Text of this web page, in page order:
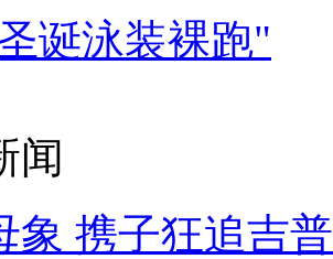
诞泳装裸跑"
闻
象 携子狂追吉